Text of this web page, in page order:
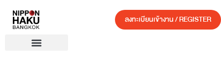
ลงทะเบียนเข้างาน / REGISTER